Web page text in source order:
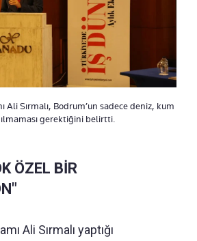
Ali Sırmalı, Bodrum’un sadece deniz, kum
gerektiğini belirtti.
ÖZEL BİR
Ali Sırmalı yaptığı